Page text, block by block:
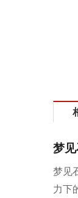
梦
梦见
力下